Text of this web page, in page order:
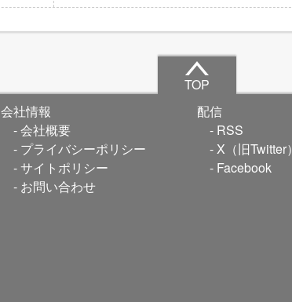
TOP
会社情報
会社概要
プライバシーポリシー
サイトポリシー
お問い合わせ
配信
RSS
X（旧Twitter）
Facebook